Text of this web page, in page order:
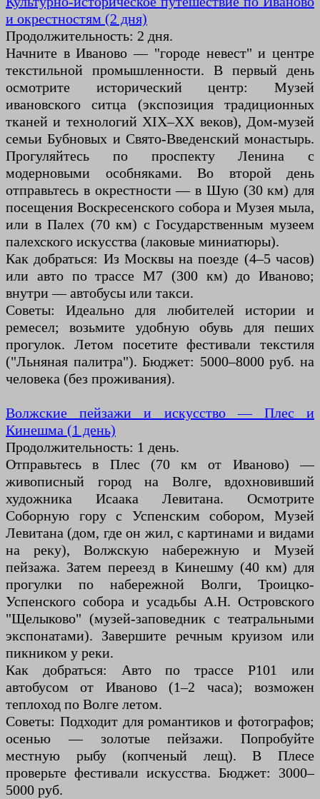
и окрестностям (2 дня)
Продолжительность: 2 дня.
Начните в Иваново — "городе невест" и центре
текстильной промышленности. В первый день
осмотрите исторический центр: Музей
ивановского ситца (экспозиция традиционных
тканей и технологий XIX–XX веков), Дом-музей
семьи Бубновых и Свято-Введенский монастырь.
Прогуляйтесь по проспекту Ленина с
модерновыми особняками. Во второй день
отправьтесь в окрестности — в Шую (30 км) для
посещения Воскресенского собора и Музея мыла,
или в Палех (70 км) с Государственным музеем
палехского искусства (лаковые миниатюры).
Как добраться: Из Москвы на поезде (4–5 часов)
или авто по трассе М7 (300 км) до Иваново;
внутри — автобусы или такси.
Советы: Идеально для любителей истории и
ремесел; возьмите удобную обувь для пеших
прогулок. Летом посетите фестивали текстиля
("Льняная палитра"). Бюджет: 5000–8000 руб. на
человека (без проживания).
Волжские пейзажи и искусство — Плес и
Кинешма (1 день)
Продолжительность: 1 день.
Отправьтесь в Плес (70 км от Иваново) —
живописный город на Волге, вдохновивший
художника Исаака Левитана. Осмотрите
Соборную гору с Успенским собором, Музей
Левитана (дом, где он жил, с картинами и видами
на реку), Волжскую набережную и Музей
пейзажа. Затем переезд в Кинешму (40 км) для
прогулки по набережной Волги, Троицко-
Успенского собора и усадьбы А.Н. Островского
"Щелыково" (музей-заповедник с театральными
экспонатами). Завершите речным круизом или
пикником у реки.
Как добраться: Авто по трассе Р101 или
автобусом от Иваново (1–2 часа); возможен
теплоход по Волге летом.
Советы: Подходит для романтиков и фотографов;
осенью — золотые пейзажи. Попробуйте
местную рыбу (копченый лещ). В Плесе
проверьте фестивали искусства. Бюджет: 3000–
5000 руб.